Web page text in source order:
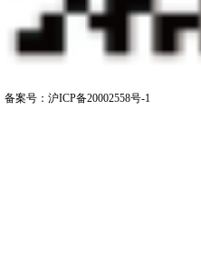
备案号：沪ICP备20002558号-1